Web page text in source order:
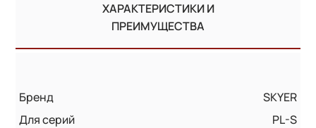
ХАРАКТЕРИСТИКИ И
ПРЕИМУЩЕСТВА
Бренд
SKYER
Для серий
PL-S